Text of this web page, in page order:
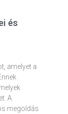
és
amelyet a
A
megoldás